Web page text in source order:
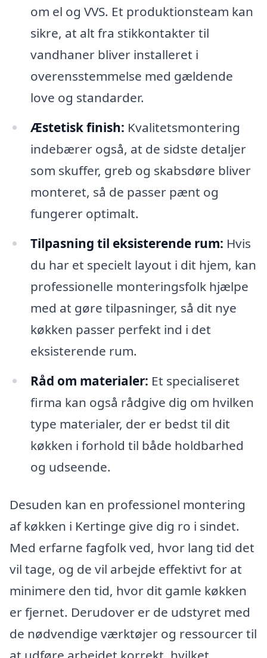
om el og VVS. Et produktionsteam kan
sikre, at alt fra stikkontakter til
vandhaner bliver installeret i
overensstemmelse med gældende
love og standarder.
Æstetisk finish: Kvalitetsmontering
indebærer også, at de sidste detaljer
som skuffer, greb og skabsdøre bliver
monteret, så de passer pænt og
fungerer optimalt.
Tilpasning til eksisterende rum: Hvis
du har et specielt layout i dit hjem, kan
professionelle monteringsfolk hjælpe
med at gøre tilpasninger, så dit nye
køkken passer perfekt ind i det
eksisterende rum.
Råd om materialer: Et specialiseret
firma kan også rådgive dig om hvilken
type materialer, der er bedst til dit
køkken i forhold til både holdbarhed
og udseende.
Desuden kan en professionel montering
af køkken i Kertinge give dig ro i sindet.
Med erfarne fagfolk ved, hvor lang tid det
vil tage, og de vil arbejde effektivt for at
minimere den tid, hvor dit gamle køkken
er fjernet. Derudover er de udstyret med
de nødvendige værktøjer og ressourcer til